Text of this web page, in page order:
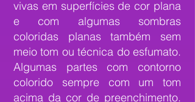
vivas em superfícies de cor plana
e com algumas sombras
coloridas planas também sem
meio tom ou técnica do esfumato.
Algumas partes com contorno
colorido sempre com um tom
acima da cor de preenchimento.